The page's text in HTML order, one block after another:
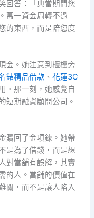
回答：「典當期間您
萬一資金周轉不過
的東西，而是陪您度
金。她注意到櫃檯旁
錶精品借款 、花蓮3C
。那一刻，她感覺自
短期融資顧問公司。
贖回了金項鍊。她帶
是為了借錢，而是想
對當舖有誤解，其實
的人。當舖的價值在
關，而不是讓人陷入